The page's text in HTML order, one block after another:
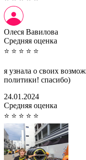
Олеся Вавилова
Cредняя оценка
⭐ ⭐ ⭐ ⭐ ⭐
я узнала о своих
политики! спасибо)
24.01.2024
Cредняя оценка
⭐ ⭐ ⭐ ⭐ ⭐